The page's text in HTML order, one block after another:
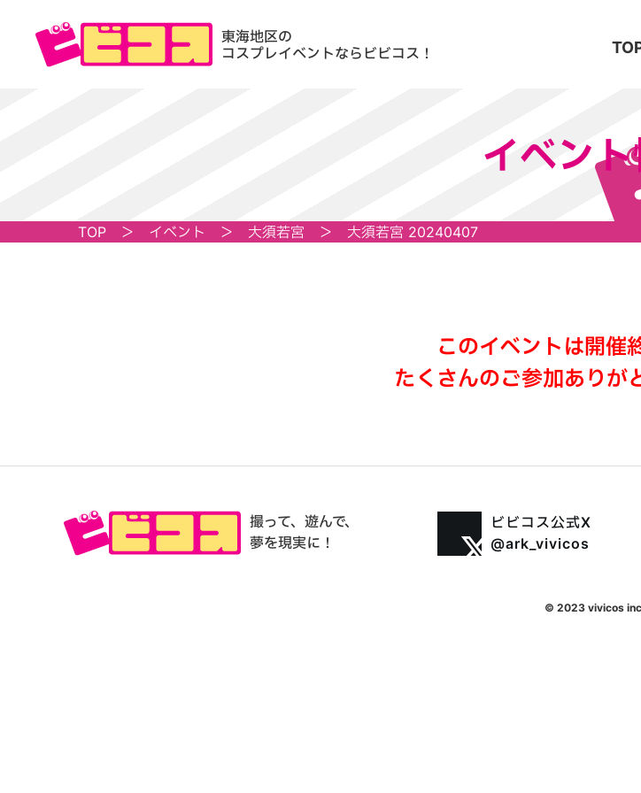
東海地区の
コスプレイベントならビビコス！
イベン
TOP ＞ イベント ＞ 大須若宮 ＞ 大須若宮 20240407
このイベントは開催
たくさんのご参加ありが
撮って、遊んで、
夢を現実に！
ビビコス公式X
@ark_vivicos
© 2023 vivicos